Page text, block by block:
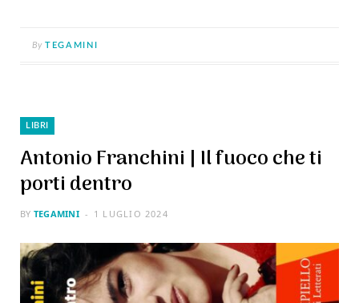
By TEGAMINI
LIBRI
Antonio Franchini | Il fuoco che ti
porti dentro
BY TEGAMINI 1 LUGLIO 2024